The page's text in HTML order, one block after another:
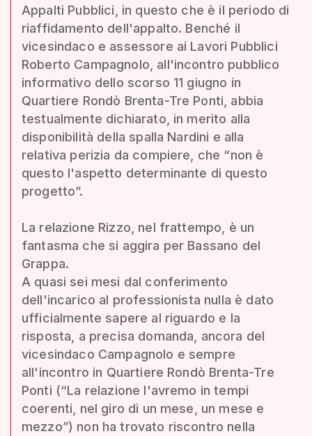
Appalti Pubblici, in questo che è il periodo di
riaffidamento dell'appalto. Benché il
vicesindaco e assessore ai Lavori Pubblici
Roberto Campagnolo, all'incontro pubblico
informativo dello scorso 11 giugno in
Quartiere Rondò Brenta-Tre Ponti, abbia
testualmente dichiarato, in merito alla
disponibilità della spalla Nardini e alla
relativa perizia da compiere, che “non è
questo l'aspetto determinante di questo
progetto”.
La relazione Rizzo, nel frattempo, è un
fantasma che si aggira per Bassano del
Grappa.
A quasi sei mesi dal conferimento
dell'incarico al professionista nulla è dato
ufficialmente sapere al riguardo e la
risposta, a precisa domanda, ancora del
vicesindaco Campagnolo e sempre
all'incontro in Quartiere Rondò Brenta-Tre
Ponti (“La relazione l'avremo in tempi
coerenti, nel giro di un mese, un mese e
mezzo”) non ha trovato riscontro nella